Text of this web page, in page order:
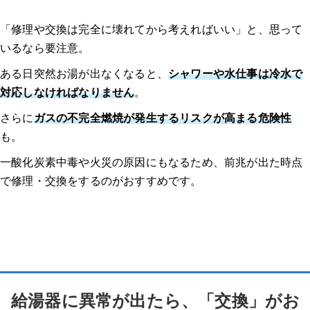
「修理や交換は完全に壊れてから考えればいい」と、思って
いるなら要注意。
ある日突然お湯が出なくなると、 シャワーや水仕事は冷水で
対応しなければなりません。
さらにガスの不完全燃焼が発生するリスクが高まる危険性
も。
一酸化炭素中毒や火災の原因にもなるため、前兆が出た時点
で修理・交換をするのがおすすめです。
給湯器に異常が出たら、「交換」がお